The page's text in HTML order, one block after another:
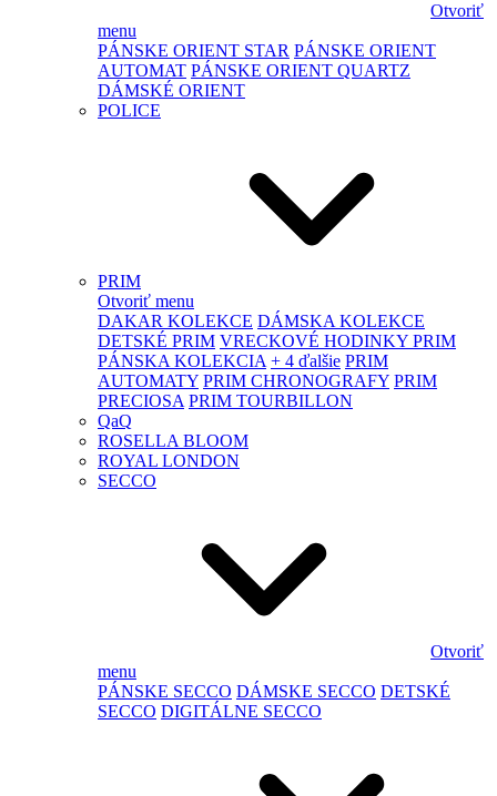
Otvoriť
menu
PÁNSKE ORIENT STAR PÁNSKE ORIENT
AUTOMAT PÁNSKE ORIENT QUARTZ
DÁMSKÉ ORIENT
POLICE
PRIM
Otvoriť menu
DAKAR KOLEKCE DÁMSKA KOLEKCE
DETSKÉ PRIM VRECKOVÉ HODINKY PRIM
PÁNSKA KOLEKCIA + 4 ďalšie PRIM
AUTOMATY PRIM CHRONOGRAFY PRIM
PRECIOSA PRIM TOURBILLON
QaQ
ROSELLA BLOOM
ROYAL LONDON
SECCO
Otvoriť
menu
PÁNSKE SECCO DÁMSKE SECCO DETSKÉ
SECCO DIGITÁLNE SECCO